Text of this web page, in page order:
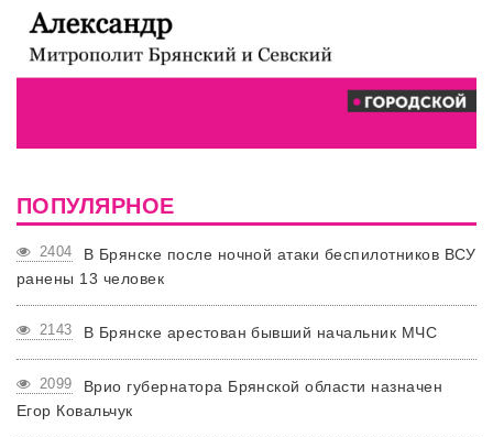
ПОПУЛЯРНОЕ
2404
В Брянске после ночной атаки беспилотников ВСУ
ранены 13 человек
2143 В Брянске арестован бывший начальник МЧС
2099
Врио губернатора Брянской области назначен
Егор Ковальчук